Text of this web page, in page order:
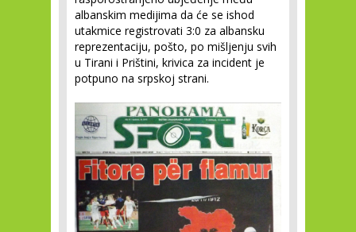
albanskim medijima da će se ishod
utakmice registrovati 3:0 za albansku
reprezentaciju, pošto, po mišljenju svih
u Tirani i Prištini, krivica za incident je
potpuno na srpskoj strani.